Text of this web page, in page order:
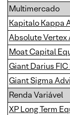
Multimercado
Kapitalo Kappa
Absolute Vertex
Moat Capital
Giant Darius
Giant Sigma
Renda Variável
XP Long Term